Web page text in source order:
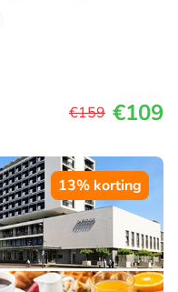
€159 €109
13% korting